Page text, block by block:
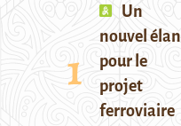
Un
nouvel élan
pour le
projet
ferroviaire